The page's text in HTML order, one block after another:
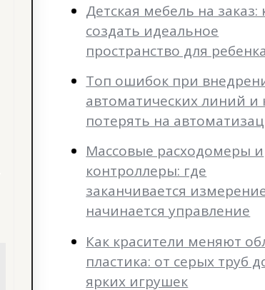
Детская мебель на заказ:
создать идеальное
пространство для ребенка
Топ ошибок при
автоматических линий и
потерять на
Массовые расходомеры и
контроллеры: где
заканчивается
начинается управление
Как красители меняют
пластика: от серых труб
ярких игрушек